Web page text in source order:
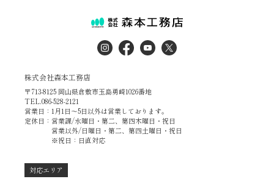
株式会社森本工務店
〒713-8125 岡山県倉敷市玉島勇崎1026番地
TEL.086-528-2121
営業日：1月1日～5日以外は営業しております。
定休日：営業課/水曜日・第二、第四木曜日・祝日
営業以外/日曜日・第二、第四土曜日・祝日
※祝日：日直対応
対応エリア